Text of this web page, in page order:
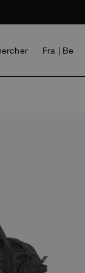
VOICES
Fra | Be